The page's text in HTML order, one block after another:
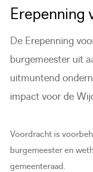
Erepenning
De Erepenning
burgemeester uit
uitmuntend
impact voor de
Voordracht is
burgemeester en
gemeenteraad.